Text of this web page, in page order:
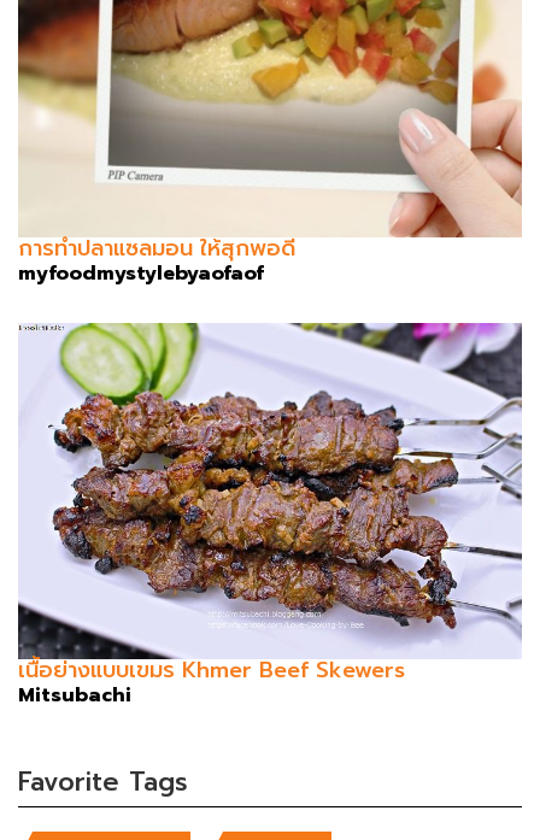
การทำปลาแซลมอน ให้สุกพอดี
myfoodmystylebyaofaof
เนื้อย่างแบบเขมร Khmer Beef Skewers
Mitsubachi
Favorite Tags